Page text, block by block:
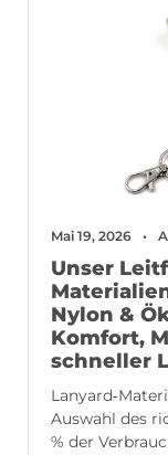
Mai 19, 2026
Unser
Nylon &
Komfort,
schneller
Auswahl des
% der